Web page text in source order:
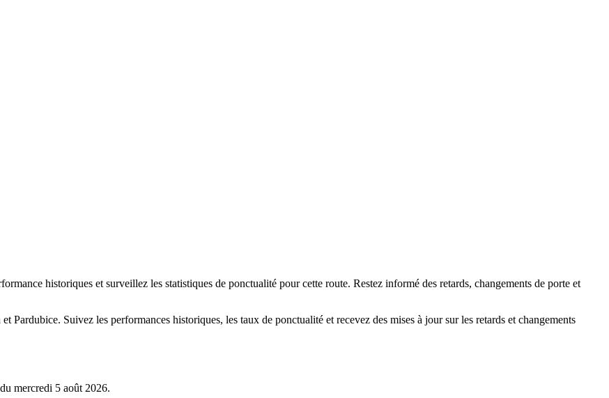
historiques et surveillez les statistiques de ponctualité pour cette route. Restez informé des retards, changements de porte et
Pardubice. Suivez les performances historiques, les taux de ponctualité et recevez des mises à jour sur les retards et changements
mercredi 5 août 2026.